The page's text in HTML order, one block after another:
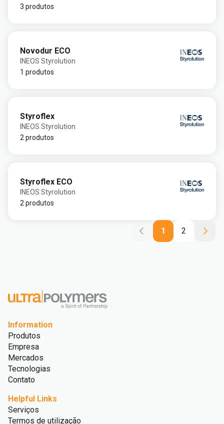
3 produtos
Novodur ECO
INEOS Styrolution
1 produtos
Styroflex
INEOS Styrolution
2 produtos
Styroflex ECO
INEOS Styrolution
2 produtos
1 2
Information
Produtos
Empresa
Mercados
Tecnologias
Contato
Helpful Links
Serviços
Termos de utilização